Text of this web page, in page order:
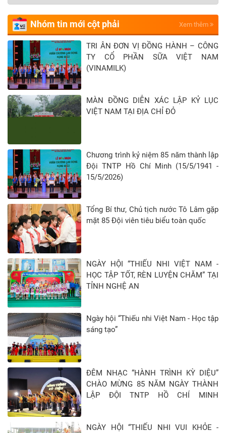
Nhóm tin mới cột phải Xem thêm
TRI ÂN ĐƠN VỊ ĐỒNG HÀNH – CÔNG
TY CỔ PHẦN SỮA VIỆT NAM
(VINAMILK)
MÀN ĐỒNG DIỄN XÁC LẬP KỶ LỤC
VIỆT NAM TẠI ĐỊA CHỈ ĐỎ
Chương trình kỷ niệm 85 năm thành lập
Đội TNTP Hồ Chí Minh (15/5/1941 -
15/5/2026)
Tổng Bí thư, Chủ tịch nước Tô Lâm gặp
mặt 85 Đội viên tiêu biểu toàn quốc
NGÀY HỘI “THIẾU NHI VIỆT NAM -
HỌC TẬP TỐT, RÈN LUYỆN CHĂM” TẠI
TỈNH NGHỆ AN
Ngày hội “Thiếu nhi Việt Nam - Học tập
sáng tạo”
ĐÊM NHẠC “HÀNH TRÌNH KỲ DIỆU”
CHÀO MỪNG 85 NĂM NGÀY THÀNH
LẬP ĐỘI TNTP HỒ CHÍ MINH
NGÀY HỘI “THIẾU NHI VUI KHỎE -